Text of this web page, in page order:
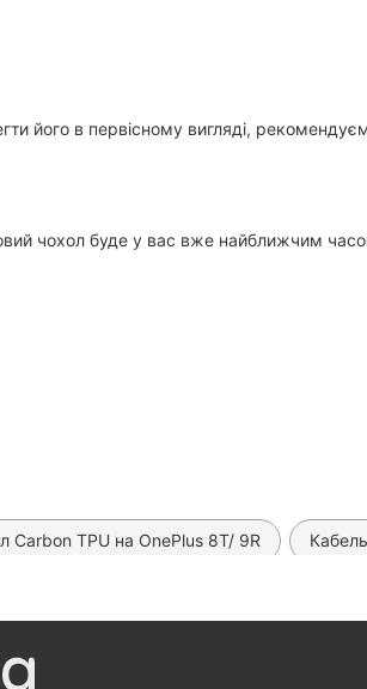
його в первісному вигляді,
чохол буде у вас вже найближчим
Carbon TPU на OnePlus 8T/ 9R
Clear Lite (на всі телефони)